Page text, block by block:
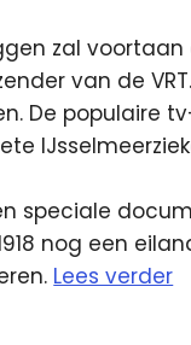
zal
van de VRT.
De populaire
speciale
nog een
Lees verder